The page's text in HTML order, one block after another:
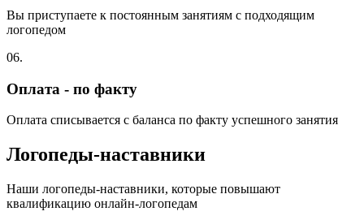
Вы приступаете к постоянным занятиям с подходящим
логопедом
06.
Оплата - по факту
Оплата списывается с баланса по факту успешного занятия
Логопеды-наставники
Наши логопеды-наставники, которые повышают
квалификацию онлайн-логопедам